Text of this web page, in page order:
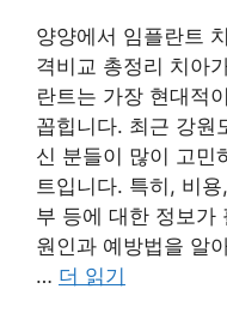
양양에서 임플란트
격비교 총정리 치아
란트는 가장 현대적
꼽힙니다. 최근 강원
신 분들이 많이 고민
트입니다. 특히, 비
부 등에 대한 정보가
원인과 예방법을 알
… 더 읽기